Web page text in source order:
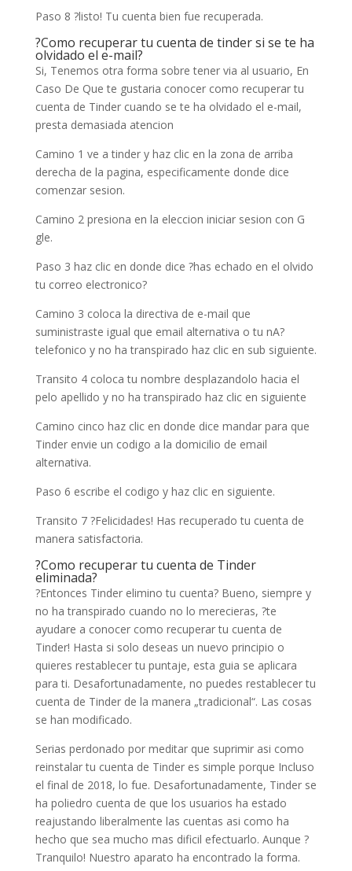
Paso 8 ?listo! Tu cuenta bien fue recuperada.
?Como recuperar tu cuenta de tinder si se te ha
olvidado el e-mail?
Si, Tenemos otra forma sobre tener via al usuario, En
Caso De Que te gustaria conocer como recuperar tu
cuenta de Tinder cuando se te ha olvidado el e-mail,
presta demasiada atencion
Camino 1 ve a tinder y haz clic en la zona de arriba
derecha de la pagina, especificamente donde dice
comenzar sesion.
Camino 2 presiona en la eleccion iniciar sesion con G
gle.
Paso 3 haz clic en donde dice ?has echado en el olvido
tu correo electronico?
Camino 3 coloca la directiva de e-mail que
suministraste igual que email alternativa o tu nA?
telefonico y no ha transpirado haz clic en sub siguiente.
Transito 4 coloca tu nombre desplazandolo hacia el
pelo apellido y no ha transpirado haz clic en siguiente
Camino cinco haz clic en donde dice mandar para que
Tinder envie un codigo a la domicilio de email
alternativa.
Paso 6 escribe el codigo y haz clic en siguiente.
Transito 7 ?Felicidades! Has recuperado tu cuenta de
manera satisfactoria.
?Como recuperar tu cuenta de Tinder
eliminada?
?Entonces Tinder elimino tu cuenta? Bueno, siempre y
no ha transpirado cuando no lo merecieras, ?te
ayudare a conocer como recuperar tu cuenta de
Tinder! Hasta si solo deseas un nuevo principio o
quieres restablecer tu puntaje, esta guia se aplicara
para ti. Desafortunadamente, no puedes restablecer tu
cuenta de Tinder de la manera „tradicional“. Las cosas
se han modificado.
Serias perdonado por meditar que suprimir asi­ como
reinstalar tu cuenta de Tinder es simple porque Incluso
el final de 2018, lo fue. Desafortunadamente, Tinder se
ha poliedro cuenta de que los usuarios ha estado
reajustando liberalmente las cuentas asi­ como ha
hecho que sea mucho mas dificil efectuarlo. Aunque ?
Tranquilo! Nuestro aparato ha encontrado la forma.